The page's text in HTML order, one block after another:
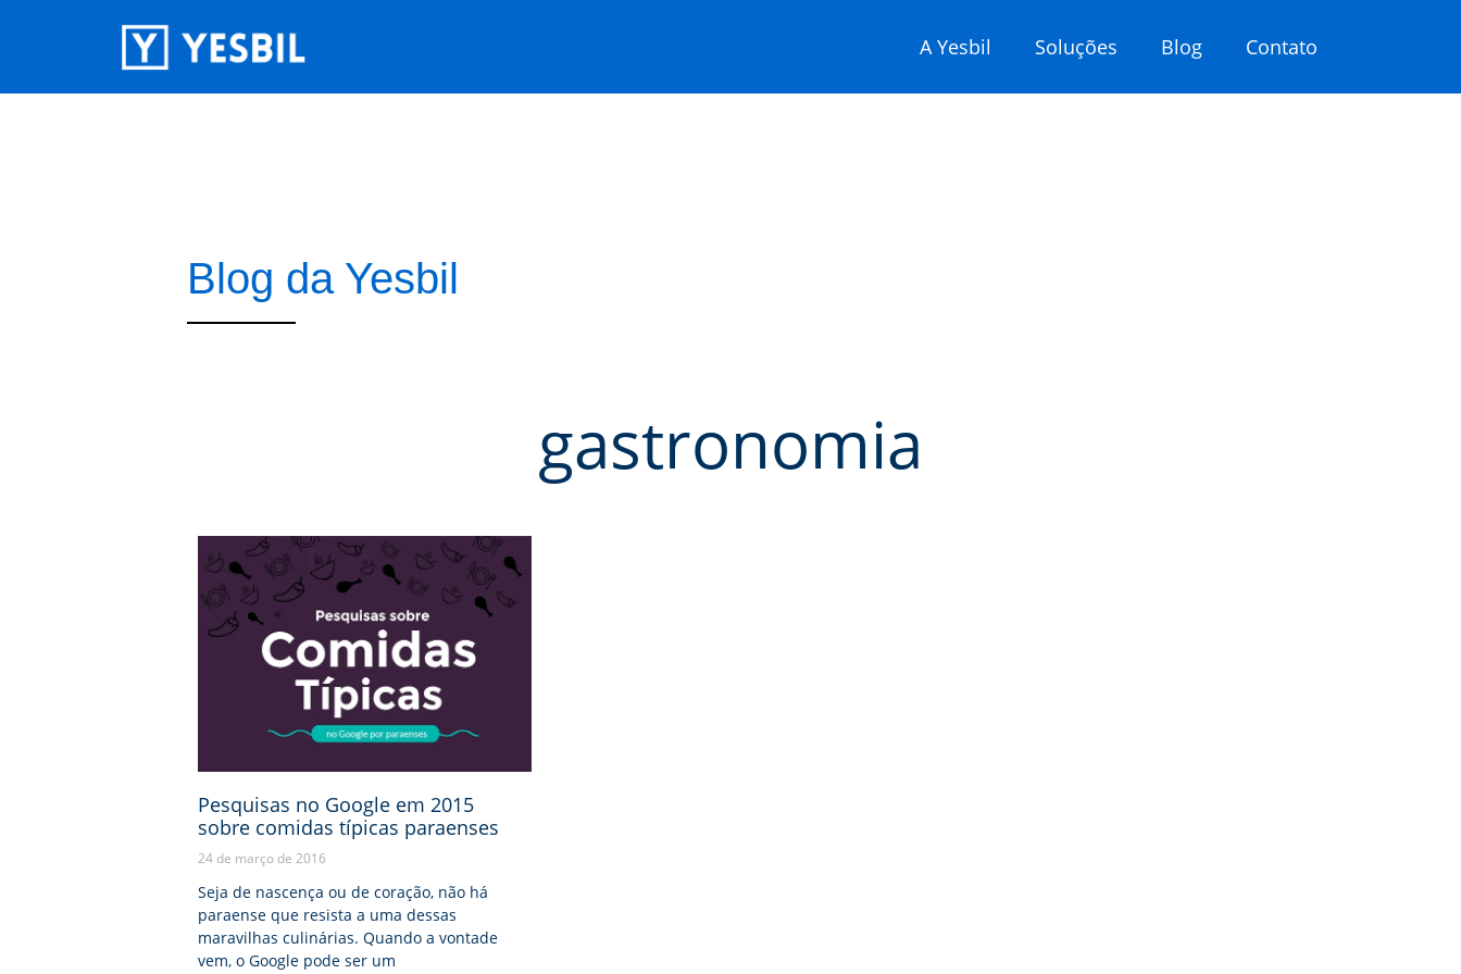
A Yesbil Soluções Blog Contato
Blog da Yesbil
gastronomia
Pesquisas no Google em 2015
sobre comidas típicas paraenses
24 de março de 2016
Seja de nascença ou de coração, não há
paraense que resista a uma dessas
maravilhas culinárias. Quando a vontade
vem, o Google pode ser um